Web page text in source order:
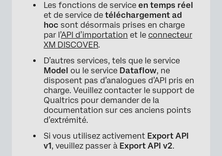
Les fonctions de service en temps réel
et de service de téléchargement ad
hoc sont désormais prises en charge
par l’API d’importation et le connecteur
XM DISCOVER.
D’autres services, tels que le service
Model ou le service Dataflow, ne
disposent pas d’analogues d’API pris en
charge. Veuillez contacter le support de
Qualtrics pour demander de la
documentation sur ces anciens points
d’extrémité.
Si vous utilisez activement Export API
v1, veuillez passer à Export API v2.